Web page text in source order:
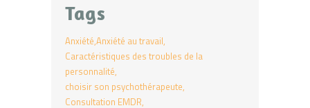
Tags
Anxiété Anxiété au travail
Caractéristiques des troubles de la
personnalité
choisir son psychothérapeute
Consultation EMDR